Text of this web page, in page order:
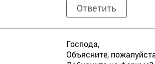
Ответить
Господа,
Объясните,